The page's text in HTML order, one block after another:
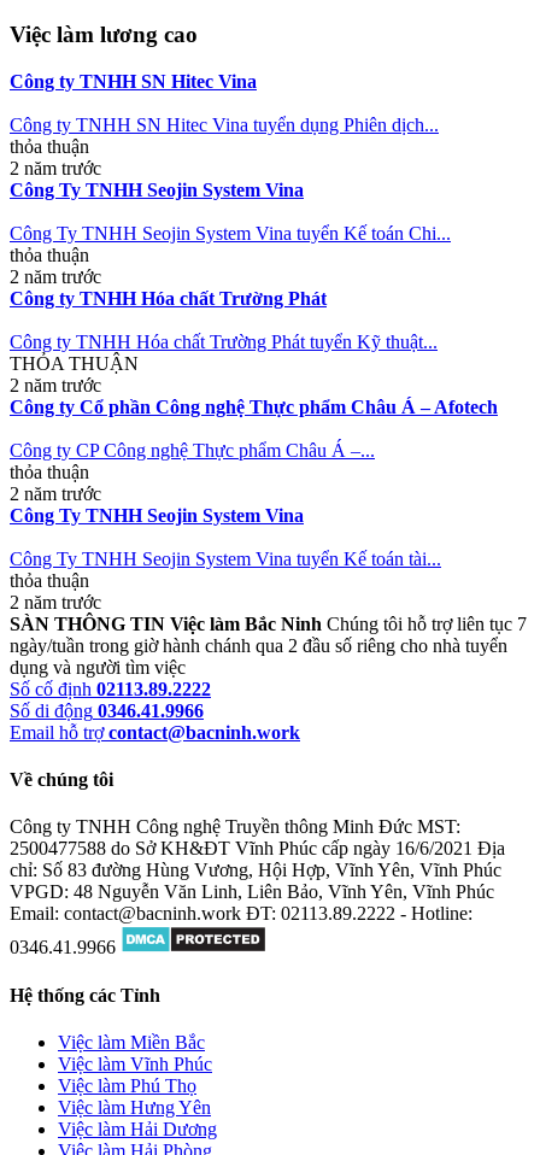
Việc làm lương cao
Công ty TNHH SN Hitec Vina
Công ty TNHH SN Hitec Vina tuyển dụng Phiên dịch...
thỏa thuận
2 năm trước
Công Ty TNHH Seojin System Vina
Công Ty TNHH Seojin System Vina tuyển Kế toán Chi...
thỏa thuận
2 năm trước
Công ty TNHH Hóa chất Trường Phát
Công ty TNHH Hóa chất Trường Phát tuyển Kỹ thuật...
THỎA THUẬN
2 năm trước
Công ty Cổ phần Công nghệ Thực phẩm Châu Á – Afotech
Công ty CP Công nghệ Thực phẩm Châu Á –...
thỏa thuận
2 năm trước
Công Ty TNHH Seojin System Vina
Công Ty TNHH Seojin System Vina tuyển Kế toán tài...
thỏa thuận
2 năm trước
SÀN THÔNG TIN Việc làm Bắc Ninh Chúng tôi hỗ trợ liên tục 7
ngày/tuần trong giờ hành chánh qua 2 đầu số riêng cho nhà tuyển
dụng và người tìm việc
Số cố định 02113.89.2222
Số di động 0346.41.9966
Email hỗ trợ contact@bacninh.work
Về chúng tôi
Công ty TNHH Công nghệ Truyền thông Minh Đức MST:
2500477588 do Sở KH&ĐT Vĩnh Phúc cấp ngày 16/6/2021 Địa
chỉ: Số 83 đường Hùng Vương, Hội Hợp, Vĩnh Yên, Vĩnh Phúc
VPGD: 48 Nguyễn Văn Linh, Liên Bảo, Vĩnh Yên, Vĩnh Phúc
Email: contact@bacninh.work ĐT: 02113.89.2222 - Hotline:
0346.41.9966
Hệ thống các Tỉnh
Việc làm Miền Bắc
Việc làm Vĩnh Phúc
Việc làm Phú Thọ
Việc làm Hưng Yên
Việc làm Hải Dương
Việc làm Hải Phòng